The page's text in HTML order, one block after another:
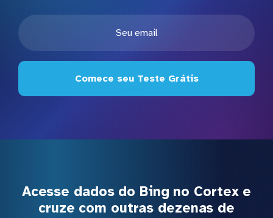
Comece seu Teste Grátis
Acesse dados do Bing no Cortex e
cruze com outras dezenas de